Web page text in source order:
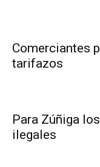
Comerciantes
tarifazos
Para Zúñiga
ilegales